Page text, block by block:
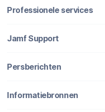
Professionele services
Jamf Support
Persberichten
Informatiebronnen